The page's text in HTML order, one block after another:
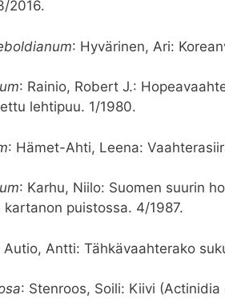
2016.
: Hyvärinen, Ari:
: Rainio, Robert J.:
lehtipuu. 1/1980.
: Hämet-Ahti, Leena:
: Karhu, Niilo: Suomen suurin
kartanon puistossa. 4/1987.
Autio, Antti: Tähkävaahterako
: Stenroos, Soili: Kiivi